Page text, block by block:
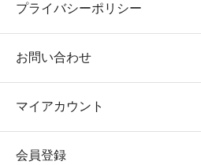
プライバシーポリシー
お問い合わせ
マイアカウント
会員登録